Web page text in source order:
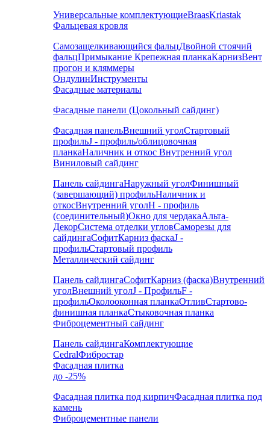
Универсальные комплектующиеBraasKriastak
Фальцевая кровля
Самозащелкивающийся фальцДвойной стоячий
фальцПримыкание Крепежная планкаКарнизВент
прогон и кляммеры
ОндулинИнструменты
Фасадные материалы
Фасадные панели (Цокольный сайдинг)
Фасадная панельВнешний уголСтартовый
профильJ - профиль/облицовочная
планкаНаличник и откос Внутренний угол
Виниловый сайдинг
Панель сайдингаНаружный уголФинишный
(завершающий) профильНаличник и
откосВнутренний уголH - профиль
(соединительный)Окно для чердакаАльта-
ДекорСистема отделки угловСаморезы для
сайдингаСофитКарниз фаскаJ -
профильСтартовый профиль
Металлический сайдинг
Панель сайдингаСофитКарниз (фаска)Внутренний
уголВнешний уголJ - ПрофильF -
профильОколооконная планкаОтливСтартово-
финишная планкаСтыковочная планка
Фиброцементный сайдинг
Панель сайдингаКомплектующие
CedralФибростар
Фасадная плитка
до -25%
Фасадная плитка под кирпичФасадная плитка под
камень
Фиброцементные панели